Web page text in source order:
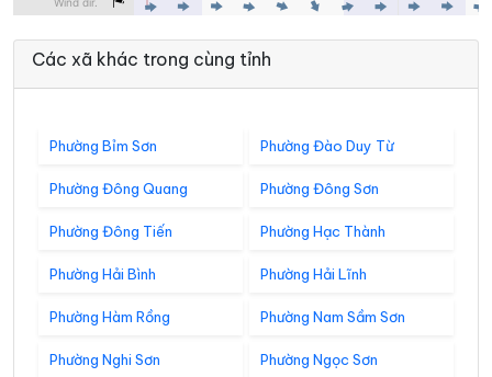
Các xã khác trong cùng tỉnh
Phường Bỉm Sơn Phường Đào Duy Từ
Phường Đông Quang Phường Đông Sơn
Phường Đông Tiến Phường Hạc Thành
Phường Hải Bình Phường Hải Lĩnh
Phường Hàm Rồng Phường Nam Sầm Sơn
Phường Nghi Sơn Phường Ngọc Sơn